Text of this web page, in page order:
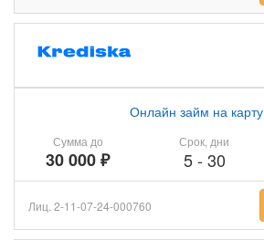
Сумма до
30 000 ₽
Онлайн займ на карту
Срок, дни
5- 30
Лиц. 2-11-07-24-000760